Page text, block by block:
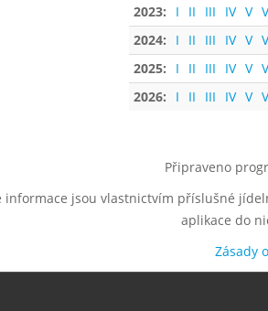
2023:
I II III IV V
2024:
I II III IV V
2025:
I II III IV V
2026:
I II III IV V
Připraveno
informace jsou vlastnictvím příslušné
aplikace do
Zásady